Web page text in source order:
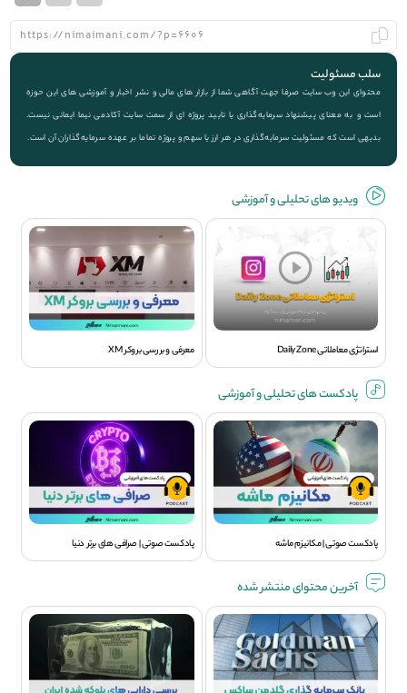
سلب مسئولیت
محتوای این وب سایت صرفا جهت آگاهی شما از بازار های مالی و نشر اخبار و آموزشی های این حوزه
است و به معنای پیشنهاد سرمایه‌گذاری یا تایید پروژه ای از سمت سایت آکادمی نیما ایمانی نیست.
بدیهی است که مسئولیت سرمایه‌گذاری در هر ارز یا سهم و پروژه تماما بر عهده سرمایه‌گذاران آن است.
ویديو های تحلیلی و آموزشی
استراتژی معاملاتی Daily Zone معرفی و بررسی بروکر XM
پادکست های تحلیلی و آموزشی
پادکست صوتی | مکانیزم ماشه پادکست صوتی | صرافی های برتر دنیا
آخرین محتوای منتشر شده